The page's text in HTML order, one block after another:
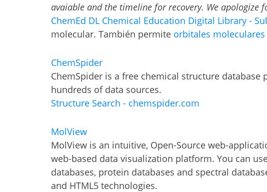
avaiable and the timeline for recovery. We apologize
ChemEd DL Chemical Education Digital Library -
molecular. También permite orbitales moleculares
ChemSpider
ChemSpider is a free chemical structure
hundreds of data sources.
Structure Search - chemspider.com
MolView
MolView is an intuitive, Open-Source web-
web-based data visualization platform. You can
databases, protein databases and spectral
and HTML5 technologies.